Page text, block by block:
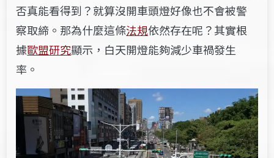
否真能看得到？就算沒開車頭燈好像也不會被警
察取締。那為什麼這條法規依然存在呢？其實根
據歐盟研究顯示，白天開燈能夠減少車禍發生
率。